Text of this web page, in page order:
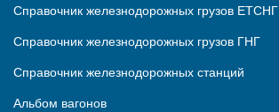
Справочник железнодорожных грузов ЕТСНГ
Справочник железнодорожных грузов ГНГ
Справочник железнодорожных станций
Альбом вагонов